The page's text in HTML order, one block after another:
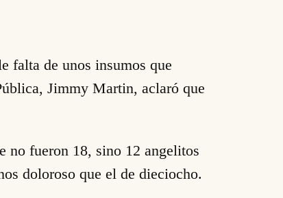
falta de unos insumos que
Jimmy Martin, aclaró que
no fueron 18, sino 12 angelitos
doloroso que el de dieciocho.